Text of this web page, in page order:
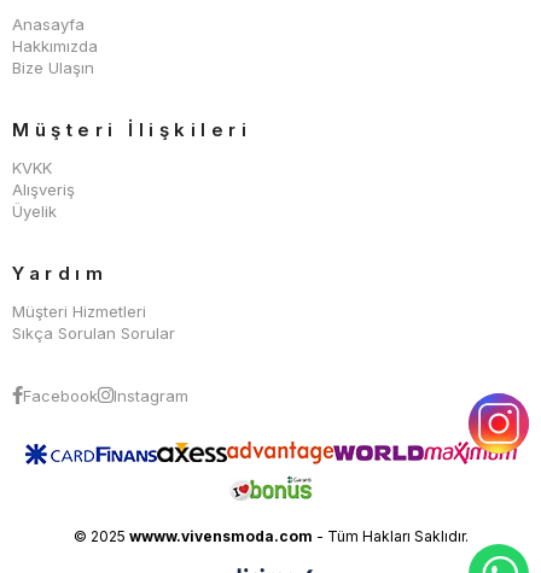
Anasayfa
Hakkımızda
Bize Ulaşın
Müşteri İlişkileri
KVKK
Alışveriş
Üyelik
Yardım
Müşteri Hizmetleri
Sıkça Sorulan Sorular
Facebook Instagram
© 2025 wwww.vivensmoda.com - Tüm Hakları Saklıdır.